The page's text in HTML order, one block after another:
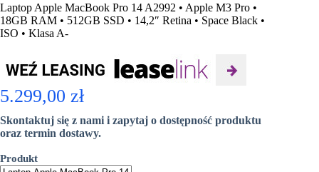
Laptop Apple MacBook Pro 14 A2992 • Apple M3 Pro •
18GB RAM • 512GB SSD • 14,2″ Retina • Space Black •
ISO • Klasa A-
5.299,00 zł
Skontaktuj się z nami i zapytaj o dostępność produktu
oraz termin dostawy.
Produkt